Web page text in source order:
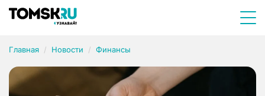
Главная Новости Финансы